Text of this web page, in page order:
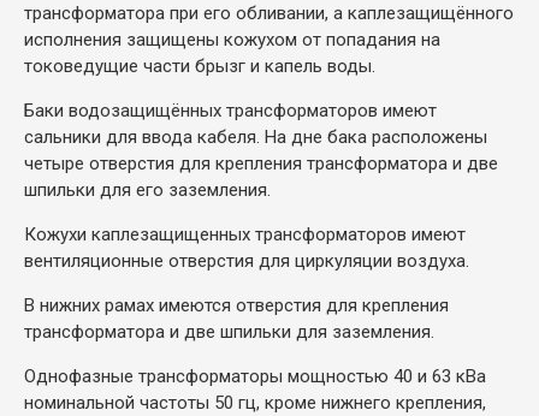
трансформатора при его обливании, а каплезащищённого
исполнения защищены кожухом от попадания на
токоведущие части брызг и капель воды.
Баки водозащищённых трансформаторов имеют
сальники для ввода кабеля. На дне бака расположены
четыре отверстия для крепления трансформатора и две
шпильки для его заземления.
Кожухи каплезащищенных трансформаторов имеют
вентиляционные отверстия для циркуляции воздуха.
В нижних рамах имеются отверстия для крепления
трансформатора и две шпильки для заземления.
Однофазные трансформаторы мощностью 40 и 63 кВа
номинальной частоты 50 гц, кроме нижнего крепления,